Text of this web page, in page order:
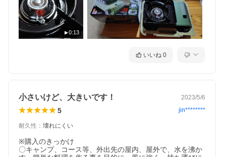
0:13
いいね 0
小さいけど、大きいです！ 2023/5/6
5 jin********
耐久性 ： 壊れにくい
※購入のきっかけ
〇キャンプ、コース等、外出先の屋内、屋外で、水を沸か